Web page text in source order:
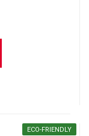
ECO-FRIENDLY